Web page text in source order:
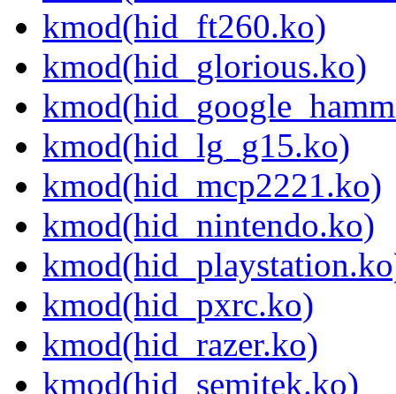
kmod(hid_ft260.ko)
kmod(hid_glorious.ko)
kmod(hid_lg_g15.ko)
kmod(hid_mcp2221.ko)
kmod(hid_nintendo.ko)
kmod(hid_pxrc.ko)
kmod(hid_razer.ko)
kmod(hid_semitek.ko)